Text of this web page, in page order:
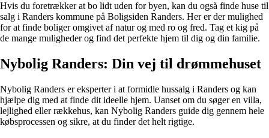
Hvis du foretrækker at bo lidt uden for byen, kan du også finde huse til
salg i Randers kommune på Boligsiden Randers. Her er der mulighed
for at finde boliger omgivet af natur og med ro og fred. Tag et kig på
de mange muligheder og find det perfekte hjem til dig og din familie.
Nybolig Randers: Din vej til drømmehuset
Nybolig Randers er eksperter i at formidle hussalg i Randers og kan
hjælpe dig med at finde dit ideelle hjem. Uanset om du søger en villa,
lejlighed eller rækkehus, kan Nybolig Randers guide dig gennem hele
købsprocessen og sikre, at du finder det helt rigtige.